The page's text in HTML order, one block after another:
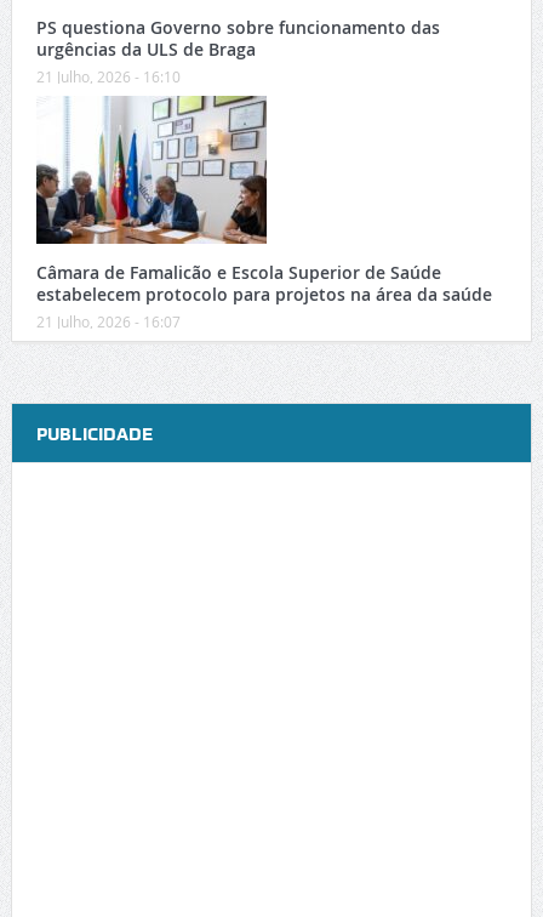
PS questiona Governo sobre funcionamento das
urgências da ULS de Braga
21 Julho, 2026 - 16:10
Câmara de Famalicão e Escola Superior de Saúde
estabelecem protocolo para projetos na área da saúde
21 Julho, 2026 - 16:07
PUBLICIDADE